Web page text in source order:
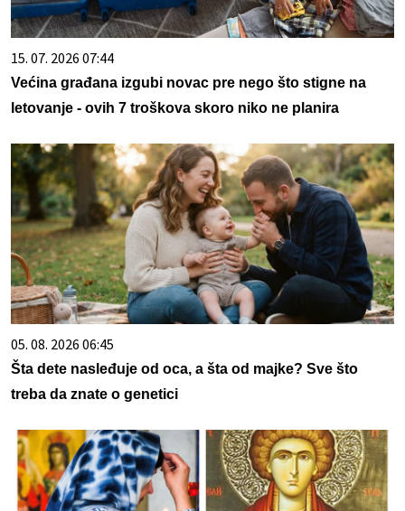
15. 07. 2026 07:44
Većina građana izgubi novac pre nego što stigne na
letovanje - ovih 7 troškova skoro niko ne planira
05. 08. 2026 06:45
Šta dete nasleđuje od oca, a šta od majke? Sve što
treba da znate o genetici